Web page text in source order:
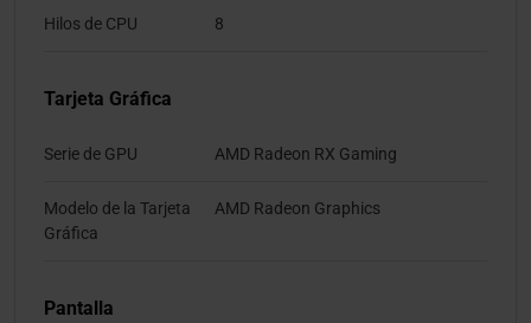
Hilos de CPU 8
Tarjeta Gráfica
Serie de GPU AMD Radeon RX Gaming
Modelo de la Tarjeta
Gráfica
AMD Radeon Graphics
Pantalla